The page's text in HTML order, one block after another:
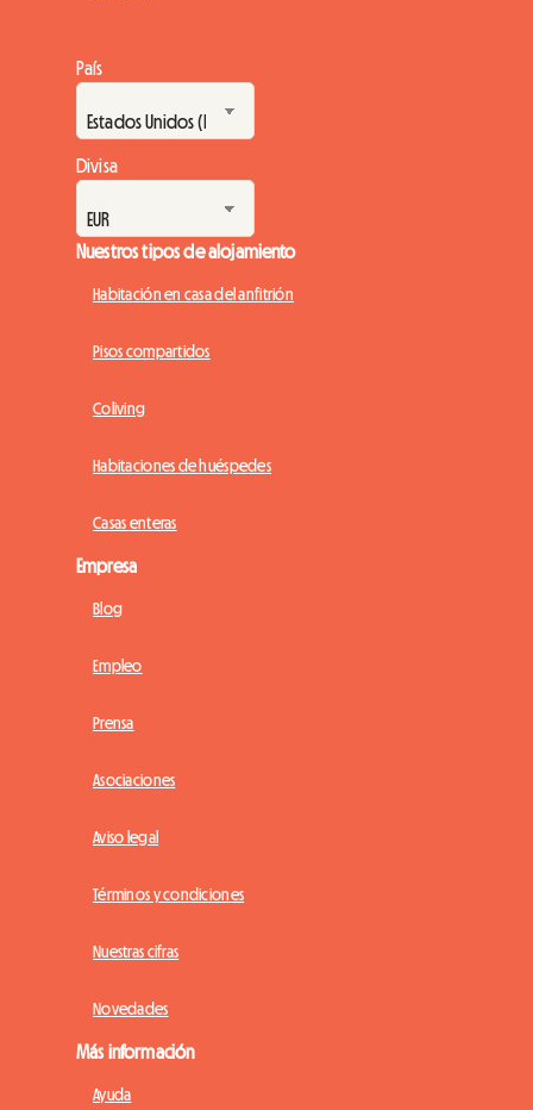
País
Divisa
Nuestros tipos de alojamiento
Habitación en casa del anfitrión
Pisos compartidos
Coliving
Habitaciones de huéspedes
Casas enteras
Empresa
Blog
Empleo
Prensa
Asociaciones
Aviso legal
Términos y condiciones
Nuestras cifras
Novedades
Más información
Ayuda